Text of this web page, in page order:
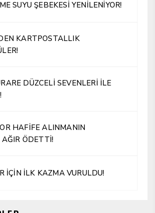
SUYU ŞEBEKESİ YENİLENİYOR!
KARTPOSTALLIK
DÜZCELİ SEVENLERİ İLE
HAFİFE ALINMANIN
ÖDETTİ!
İÇİN İLK KAZMA VURULDU!